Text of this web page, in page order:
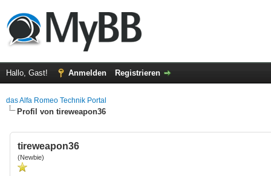
Hallo, Gast! Anmelden Registrieren
das Alfa Romeo Technik Portal
Profil von tireweapon36
tireweapon36
(Newbie)